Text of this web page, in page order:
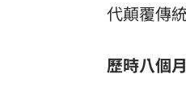
代顛覆傳
歷時八個